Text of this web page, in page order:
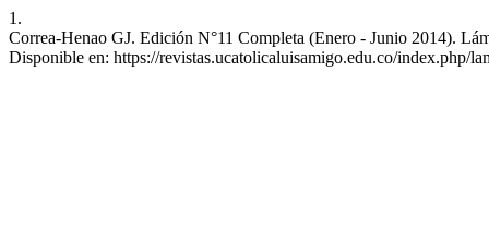
1.
Correa-Henao GJ. Edición N°11 Completa (Enero - Junio 2014).
Disponible en: https://revistas.ucatolicaluisamigo.edu.co/index.php/